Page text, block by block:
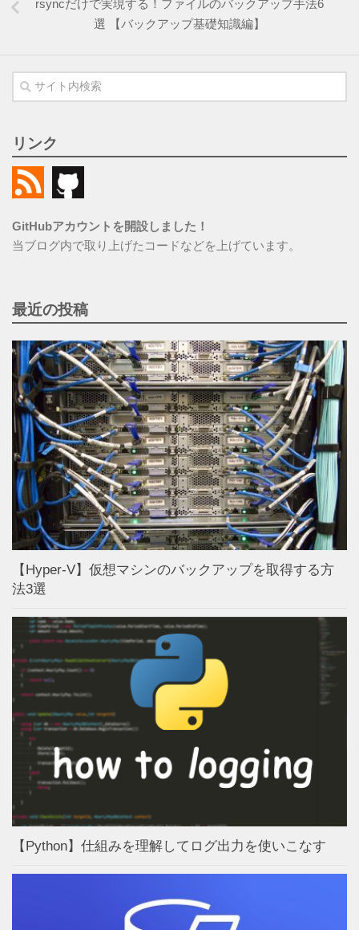
rsyncだけで実現する！ファイルのバックアップ手法6
選 【バックアップ基礎知識編】
リンク
GitHubアカウントを開設しました！
当ブログ内で取り上げたコードなどを上げています。
最近の投稿
【Hyper-V】仮想マシンのバックアップを取得する方
法3選
【Python】仕組みを理解してログ出力を使いこなす